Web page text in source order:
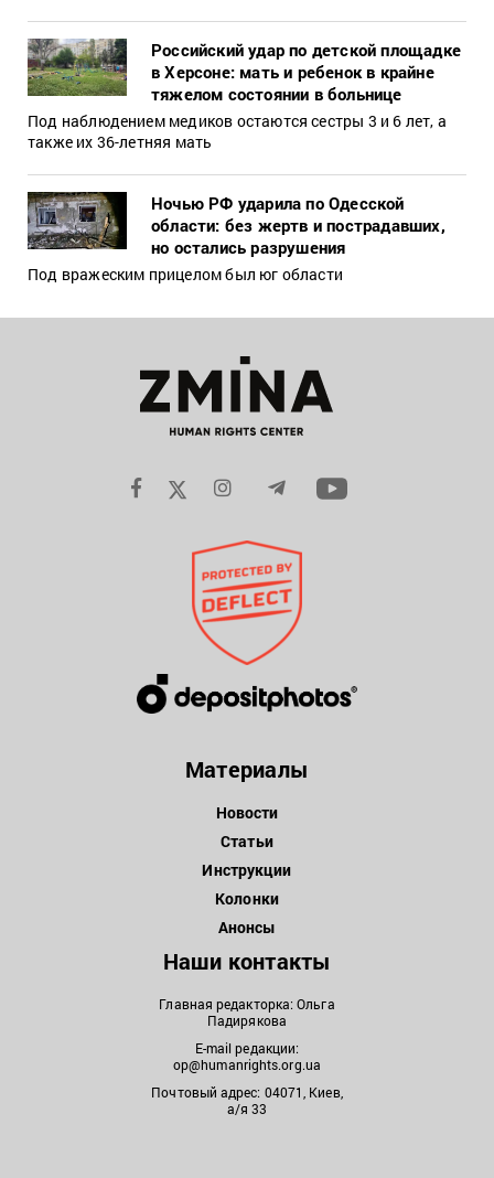
Российский удар по детской площадке
в Херсоне: мать и ребенок в крайне
тяжелом состоянии в больнице
Под наблюдением медиков остаются сестры 3 и 6 лет, а
также их 36-летняя мать
Ночью РФ ударила по Одесской
области: без жертв и пострадавших,
но остались разрушения
Под вражеским прицелом был юг области
Материалы
Новости
Статьи
Инструкции
Колонки
Анонсы
Наши контакты
Главная редакторка: Ольга
Падирякова
E-mail редакции:
op@humanrights.org.ua
Почтовый адрес: 04071, Киев,
а/я 33